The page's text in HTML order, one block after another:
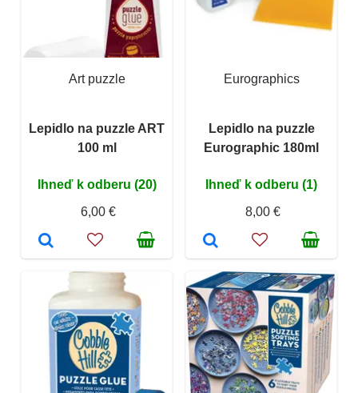
Art puzzle
Lepidlo na puzzle ART
100 ml
Ihneď k odberu (20)
6,00 €
Eurographics
Lepidlo na puzzle
Eurographic 180ml
Ihneď k odberu (1)
8,00 €